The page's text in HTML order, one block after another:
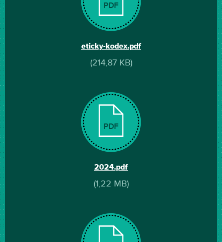
PDF
eticky-kodex.pdf
(214,87 KB)
PDF
2024.pdf
(1,22 MB)